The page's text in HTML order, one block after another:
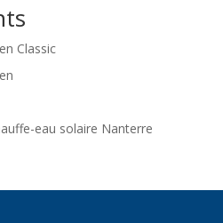
Classic
eau solaire Nanterre